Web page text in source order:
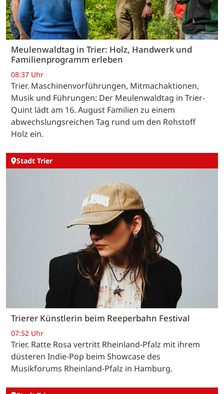
Meulenwaldtag in Trier: Holz, Handwerk und
Familienprogramm erleben
08:37 Uhr
Trier. Maschinenvorführungen, Mitmachaktionen,
Musik und Führungen: Der Meulenwaldtag in Trier-
Quint lädt am 16. August Familien zu einem
abwechslungsreichen Tag rund um den Rohstoff
Holz ein.
Stadt Trier
Trierer Künstlerin beim Reeperbahn Festival
07:52 Uhr
Trier. Ratte Rosa vertritt Rheinland-Pfalz mit ihrem
düsteren Indie-Pop beim Showcase des
Musikforums Rheinland-Pfalz in Hamburg.